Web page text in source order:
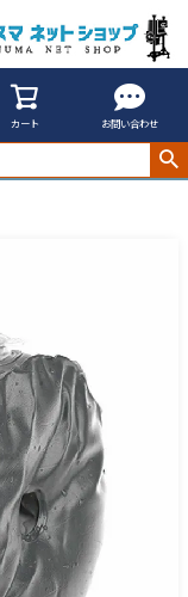
カート お問い合わせ